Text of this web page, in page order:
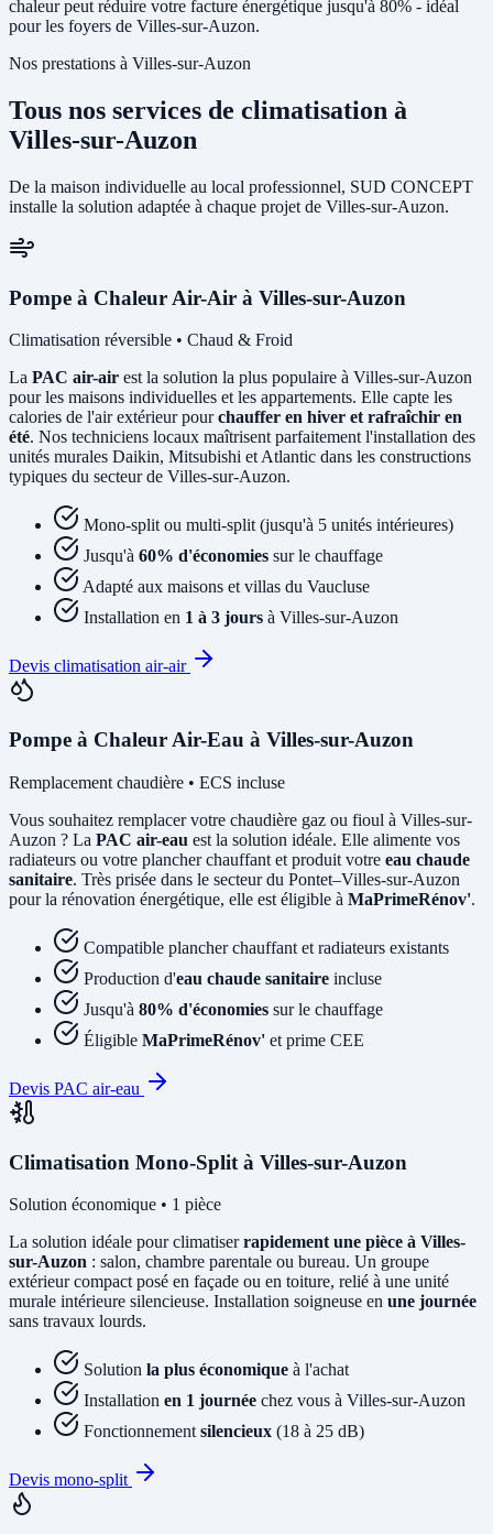
chaleur peut réduire votre facture énergétique jusqu'à 80% - idéal
pour les foyers de Villes-sur-Auzon.
Nos prestations à Villes-sur-Auzon
Tous nos services de climatisation à
Villes-sur-Auzon
De la maison individuelle au local professionnel, SUD CONCEPT
installe la solution adaptée à chaque projet de Villes-sur-Auzon.
Pompe à Chaleur Air-Air à Villes-sur-Auzon
Climatisation réversible • Chaud & Froid
La PAC air-air est la solution la plus populaire à Villes-sur-Auzon
pour les maisons individuelles et les appartements. Elle capte les
calories de l'air extérieur pourchauffer en hiver et rafraîchir en
été. Nos techniciens locaux maîtrisent parfaitement l'installation des
unités murales Daikin, Mitsubishi et Atlantic dans les constructions
typiques du secteur de Villes-sur-Auzon.
Mono-split ou multi-split (jusqu'à 5 unités intérieures)
Jusqu'à 60% d'économies sur le chauffage
Adapté aux maisons et villas du Vaucluse
Installation en 1 à 3 jours à Villes-sur-Auzon
Devis climatisation air-air
Pompe à Chaleur Air-Eau à Villes-sur-Auzon
Remplacement chaudière • ECS incluse
Vous souhaitez remplacer votre chaudière gaz ou fioul à Villes-sur-
Auzon ? La PAC air-eau est la solution idéale. Elle alimente vos
radiateurs ou votre plancher chauffant et produit votre eau chaude
sanitaire. Très prisée dans le secteur du Pontet–Villes-sur-Auzon
pour la rénovation énergétique, elle est éligible à MaPrimeRénov'.
Compatible plancher chauffant et radiateurs existants
Production d'eau chaude sanitaire incluse
Jusqu'à 80% d'économies sur le chauffage
Éligible MaPrimeRénov' et prime CEE
Devis PAC air-eau
Climatisation Mono-Split à Villes-sur-Auzon
Solution économique • 1 pièce
La solution idéale pour climatiserrapidement une pièce à Villes-
sur-Auzon : salon, chambre parentale ou bureau. Un groupe
extérieur compact posé en façade ou en toiture, relié à une unité
murale intérieure silencieuse. Installation soigneuse en une journée
sans travaux lourds.
Solution la plus économique à l'achat
Installation en 1 journée chez vous à Villes-sur-Auzon
Fonctionnement silencieux (18 à 25 dB)
Devis mono-split